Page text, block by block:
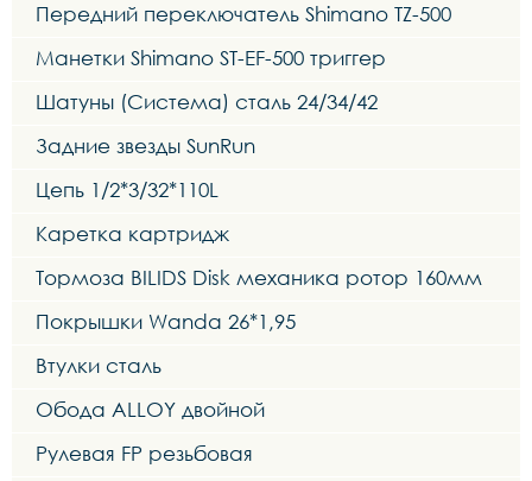
Передний переключатель Shimano TZ-500
Манетки Shimano ST-EF-500 триггер
Шатуны (Система) сталь 24/34/42
Задние звезды SunRun
Цепь 1/2*3/32*110L
Каретка картридж
Тормоза BILIDS Disk механика ротор 160мм
Покрышки Wanda 26*1,95
Втулки сталь
Обода ALLOY двойной
Рулевая FP резьбовая